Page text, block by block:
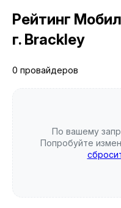
Рейтинг
г. Brackley
0 провайдеров
По вашему
Попробуйте